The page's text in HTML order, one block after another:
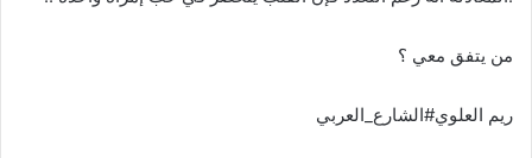
من يتفق معي ؟
ريم العلوي#الشارع_العربي